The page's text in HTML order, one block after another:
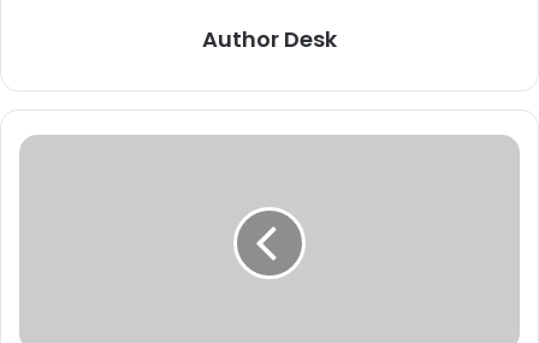
Author Desk